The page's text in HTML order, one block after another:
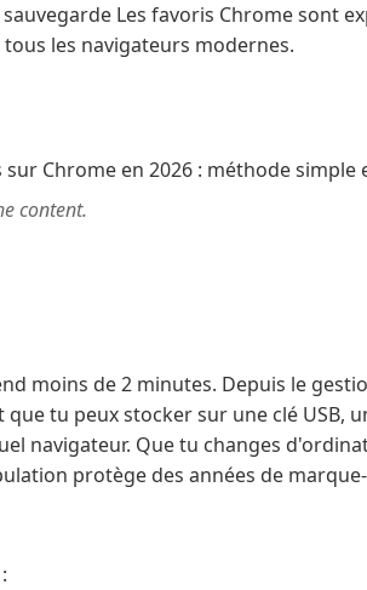
Les favoris Chrome sont
les navigateurs modernes.
content.
moins de 2 minutes. Depuis le
tu peux stocker sur une clé USB,
navigateur. Que tu changes
protège des années de